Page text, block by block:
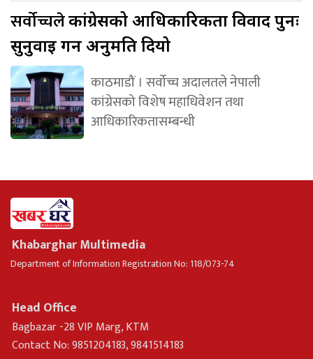
सर्वोच्चलेकांग्रेसको आधिकारिकता विवाद पुनः
सुनुवाइ गर्न अनुमति दियो
काठमाडौं । सर्वोच्च अदालतले नेपाली
कांग्रेसको विशेष महाधिवेशन तथा
आधिकारिकतासम्बन्धी
Khabarghar Multimedia
Department of Information Registration No: 118/073-74
Head Office
Bagbazar -28 VIP Marg, KTM
Contact No: 9851204183, 9841514183